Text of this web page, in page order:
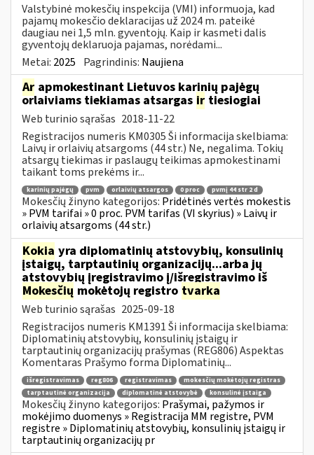
Valstybinė mokesčių inspekcija (VMI) informuoja, kad
pajamų mokesčio deklaracijas už 2024 m. pateikė
daugiau nei 1,5 mln. gyventojų. Kaip ir kasmeti dalis
gyventojų deklaruoja pajamas, norėdami...
Metai: 2025 Pagrindinis: Naujiena
Ar apmokestinant Lietuvos karinių pajėgų
orlaiviams tiekiamas atsargas ir tiesiogiai
Web turinio sąrašas 2018-11-22
Registracijos numeris KM0305 Ši informacija skelbiama:
Laivų ir orlaivių atsargoms (44 str.) Ne, negalima. Tokių
atsargų tiekimas ir paslaugų teikimas apmokestinami
taikant toms prekėms ir...
karinių pajėgų pvm orlaivių atsargos 0 proc pvmį 44 str 2 d
Mokesčių žinyno kategorijos: Pridėtinės vertės mokestis
» PVM tarifai » 0 proc. PVM tarifas (VI skyrius) » Laivų ir
orlaivių atsargoms (44 str.)
Kokia yra diplomatinių atstovybių, konsulinių
įstaigų, tarptautinių organizacijų...arba jų
atstovybių įregistravimo į/išregistravimo iš
Mokesčių mokėtojų registro tvarka
Web turinio sąrašas 2025-09-18
Registracijos numeris KM1391 Ši informacija skelbiama:
Diplomatinių atstovybių, konsulinių įstaigų ir
tarptautinių organizacijų prašymas (REG806) Aspektas
Komentaras Prašymo forma Diplomatinių...
išregistravimas reg806 registravimas
mokesčių mokėtojų registras
tarptautinė organizacija
diplomatinė atstovybė konsulinė įstaiga
Mokesčių žinyno kategorijos: Prašymai, pažymos ir
mokėjimo duomenys » Registracija MM registre, PVM
registre » Diplomatinių atstovybių, konsulinių įstaigų ir
tarptautinių organizacijų pr